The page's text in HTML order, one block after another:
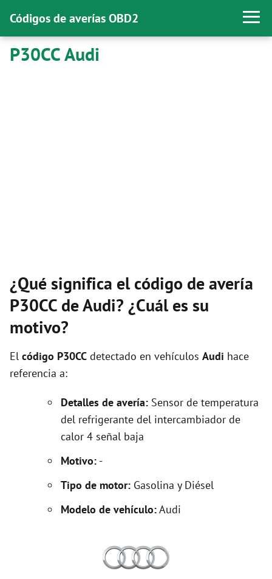
Códigos de averías OBD2
P30CC Audi
¿Qué significa el código de avería
P30CC de Audi? ¿Cuál es su
motivo?
El código P30CC detectado en vehículos Audi hace
referencia a:
Detalles de avería: Sensor de temperatura
del refrigerante del intercambiador de
calor 4 señal baja
Motivo: -
Tipo de motor: Gasolina y Diésel
Modelo de vehículo:Audi